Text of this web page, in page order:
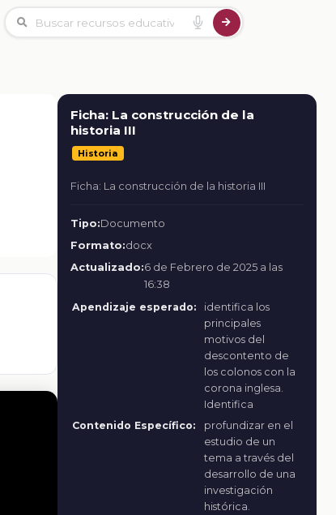
Ficha: La construcción de la
historia III
Historia
Ficha: La construcción de la historia III
Tipo:Documento
Formato:docx
Actualizado:6 de Febrero de 2025 a las
16:38
Apendizaje esperado:
identifica los
principales
motivos del
descontento de
los colonos con la
corona inglesa.
Identifica
Contenido Específico:
profundizar en el
estudio de un
tema a través del
desarrollo de una
investigación
histórica.